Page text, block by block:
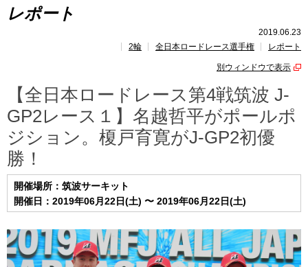
速報
ポイントランキング
レポート
2019.06.23
2輪
全日本ロードレース選手権 レポート
別ウィンドウで表示
【全日本ロードレース第4戦筑波 J-
GP2レース１】名越哲平がポールポ
ジション。榎戸育寛がJ-GP2初優
勝！
開催場所：筑波サーキット
開催日：2019年06月22日(土) 〜 2019年06月22日(土)